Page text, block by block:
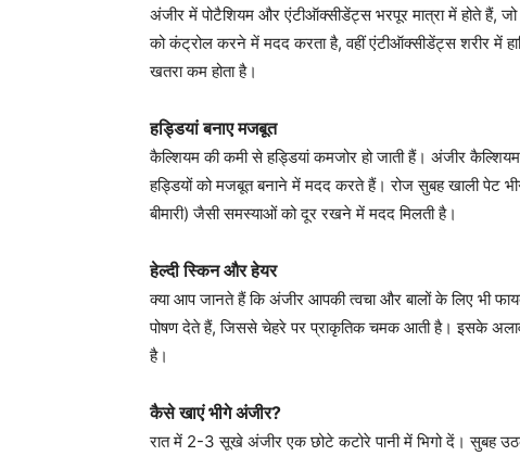
अंजीर में पोटैशियम और एंटीऑक्सीडेंट्स भरपूर मात्रा में होते हैं,
को कंट्रोल करने में मदद करता है, वहीं एंटीऑक्सीडेंट्स शरीर में
खतरा कम होता है।
हड्डियां बनाए मजबूत
कैल्शियम की कमी से हड्डियां कमजोर हो जाती हैं। अंजीर
हड्डियों को मजबूत बनाने में मदद करते हैं। रोज सुबह खाली पेट
बीमारी) जैसी समस्याओं को दूर रखने में मदद मिलती है।
हेल्दी स्किन और हेयर
क्या आप जानते हैं कि अंजीर आपकी त्वचा और बालों के लिए भी
पोषण देते हैं, जिससे चेहरे पर प्राकृतिक चमक आती है। इसके
है।
कैसे खाएं भीगे अंजीर?
रात में 2-3 सूखे अंजीर एक छोटे कटोरे पानी में भिगो दें। सुबह